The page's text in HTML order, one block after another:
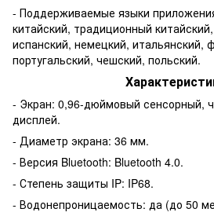
- Поддерживаемые языки
китайский, традиционный
испанский, немецкий, итальянский,
португальский, чешский, польский.
- Экран: 0,96-дюймовый сенсорный,
дисплей.
- Диаметр экрана: 36 мм.
- Версия Bluetooth: Bluetooth 4.0.
- Степень защиты IP: IP68.
- Водонепроницаемость: да (до 50